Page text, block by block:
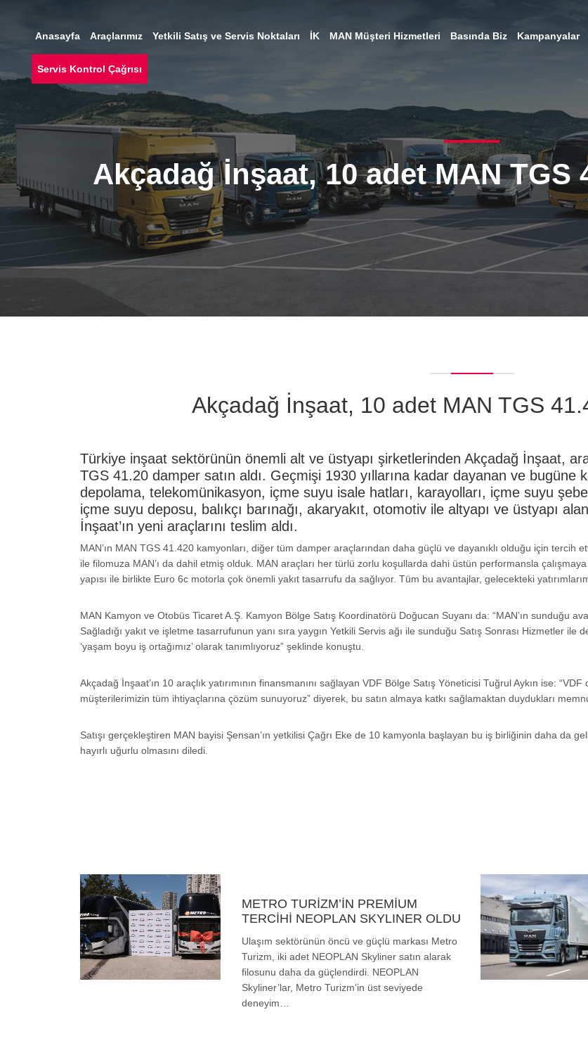
Akçadağ İnşaat, 10 adet MAN TGS
Akçadağ İnşaat, 10 adet MAN TGS
Türkiye inşaat sektörünün önemli alt ve üstyapı şirketlerinden Akçadağ İnşaat,
TGS 41.20 damper satın aldı. Geçmişi 1930 yıllarına kadar dayanan ve bugüne
depolama, telekomünikasyon, içme suyu isale hatları, karayolları, içme suyu
içme suyu deposu, balıkçı barınağı, akaryakıt, otomotiv ile altyapı ve üstyapı
İnşaat’ın yeni araçlarını teslim aldı.
MAN’ın MAN TGS 41.420 kamyonları, diğer tüm damper araçlarından daha güçlü ve dayanıklı olduğu için tercih
ile filomuza MAN’ı da dahil etmiş olduk. MAN araçları her türlü zorlu koşullarda dahi üstün performansla
yapısı ile birlikte Euro 6c motorla çok önemli yakıt tasarrufu da sağlıyor. Tüm bu avantajlar, gelecekteki
MAN Kamyon ve Otobüs Ticaret A.Ş. Kamyon Bölge Satış Koordinatörü Doğucan Suyanı da: “MAN’ın sunduğu
Sağladığı yakıt ve işletme tasarrufunun yanı sıra yaygın Yetkili Servis ağı ile sunduğu Satış Sonrası Hizmetler
‘yaşam boyu iş ortağımız’ olarak tanımlıyoruz” şeklinde konuştu.
Akçadağ İnşaat’ın 10 araçlık yatırımının finansmanını sağlayan VDF Bölge Satış Yöneticisi Tuğrul Aykın ise:
müşterilerimizin tüm ihtiyaçlarına çözüm sunuyoruz” diyerek, bu satın almaya katkı sağlamaktan duydukları
Satışı gerçekleştiren MAN bayisi Şensan’ın yetkilisi Çağrı Eke de 10 kamyonla başlayan bu iş birliğinin daha da
hayırlı uğurlu olmasını diledi.
METRO TURİZM’İN PREMİUM
TERCİHİ NEOPLAN SKYLINER OLDU
Ulaşım sektörünün öncü ve güçlü markası Metro
Turizm, iki adet NEOPLAN Skyliner satın alarak
filosunu daha da güçlendirdi. NEOPLAN
Skyliner’lar, Metro Turizm’in üst seviyede
deneyim…
Anasayfa Araçlarımız Yetkili Satış ve Servis Noktaları İK MAN Müşteri Hizmetleri Basında Biz Kampanyalar
Servis Kontrol Çağrısı